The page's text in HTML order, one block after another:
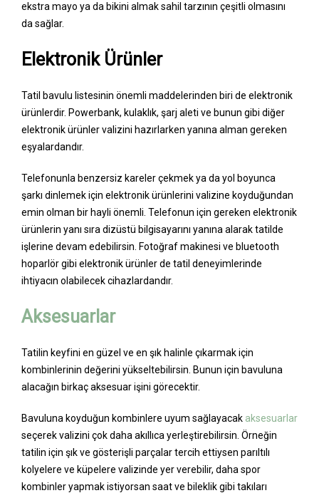
ekstra mayo ya da bikini almak sahil tarzının çeşitli olmasını
da sağlar.
Elektronik Ürünler
Tatil bavulu listesinin önemli maddelerinden biri de elektronik
ürünlerdir. Powerbank, kulaklık, şarj aleti ve bunun gibi diğer
elektronik ürünler valizini hazırlarken yanına alman gereken
eşyalardandır.
Telefonunla benzersiz kareler çekmek ya da yol boyunca
şarkı dinlemek için elektronik ürünlerini valizine koyduğundan
emin olman bir hayli önemli. Telefonun için gereken elektronik
ürünlerin yanı sıra dizüstü bilgisayarını yanına alarak tatilde
işlerine devam edebilirsin. Fotoğraf makinesi ve bluetooth
hoparlör gibi elektronik ürünler de tatil deneyimlerinde
ihtiyacın olabilecek cihazlardandır.
Aksesuarlar
Tatilin keyfini en güzel ve en şık halinle çıkarmak için
kombinlerinin değerini yükseltebilirsin. Bunun için bavuluna
alacağın birkaç aksesuar işini görecektir.
Bavuluna koyduğun kombinlere uyum sağlayacak aksesuarlar
seçerek valizini çok daha akıllıca yerleştirebilirsin. Örneğin
tatilin için şık ve gösterişli parçalar tercih ettiysen parıltılı
kolyelere ve küpelere valizinde yer verebilir, daha spor
kombinler yapmak istiyorsan saat ve bileklik gibi takıları